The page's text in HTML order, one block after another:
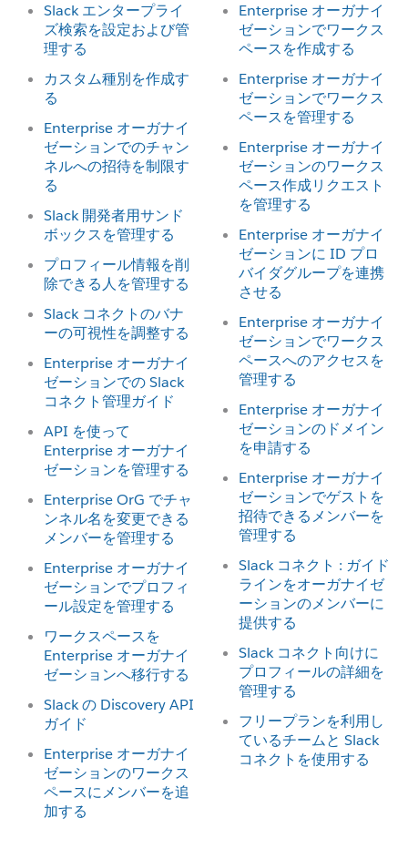
Slack エンタープライ
ズ検索を設定および管
理する
カスタム種別を作成す
る
Enterprise オーガナイ
ゼーションでのチャン
ネルへの招待を制限す
る
Slack 開発者用サンド
ボックスを管理する
プロフィール情報を削
除できる人を管理する
Slack コネクトのバナ
ーの可視性を調整する
Enterprise オーガナイ
ゼーションでの Slack
コネクト管理ガイド
API を使って
Enterprise オーガナイ
ゼーションを管理する
Enterprise OrG でチャ
ンネル名を変更できる
メンバーを管理する
Enterprise オーガナイ
ゼーションでプロフィ
ール設定を管理する
ワークスペースを
Enterprise オーガナイ
ゼーションへ移行する
Slack の Discovery API
ガイド
Enterprise オーガナイ
ゼーションのワークス
ペースにメンバーを追
加する
Enterprise オーガナイ
ゼーションでワークス
ペースを作成する
Enterprise オーガナイ
ゼーションでワークス
ペースを管理する
Enterprise オーガナイ
ゼーションのワークス
ペース作成リクエスト
を管理する
Enterprise オーガナイ
ゼーションに ID プロ
バイダグループを連携
させる
Enterprise オーガナイ
ゼーションでワークス
ペースへのアクセスを
管理する
Enterprise オーガナイ
ゼーションのドメイン
を申請する
Enterprise オーガナイ
ゼーションでゲストを
招待できるメンバーを
管理する
Slack コネクト : ガイド
ラインをオーガナイゼ
ーションのメンバーに
提供する
Slack コネクト向けに
プロフィールの詳細を
管理する
フリープランを利用し
ているチームと Slack
コネクトを使用する